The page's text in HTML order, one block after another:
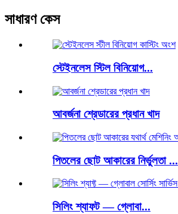
সাধারণ কেস
স্টেইনলেস স্টিল বিনিয়োগ...
আবর্জনা শ্রেডারের প্রধান খাদ
পিতলের ছোট আকারের নির্ভুলতা ...
সিলিং শ্যাফট — গ্লোবা...